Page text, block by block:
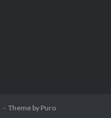
Theme by Puro